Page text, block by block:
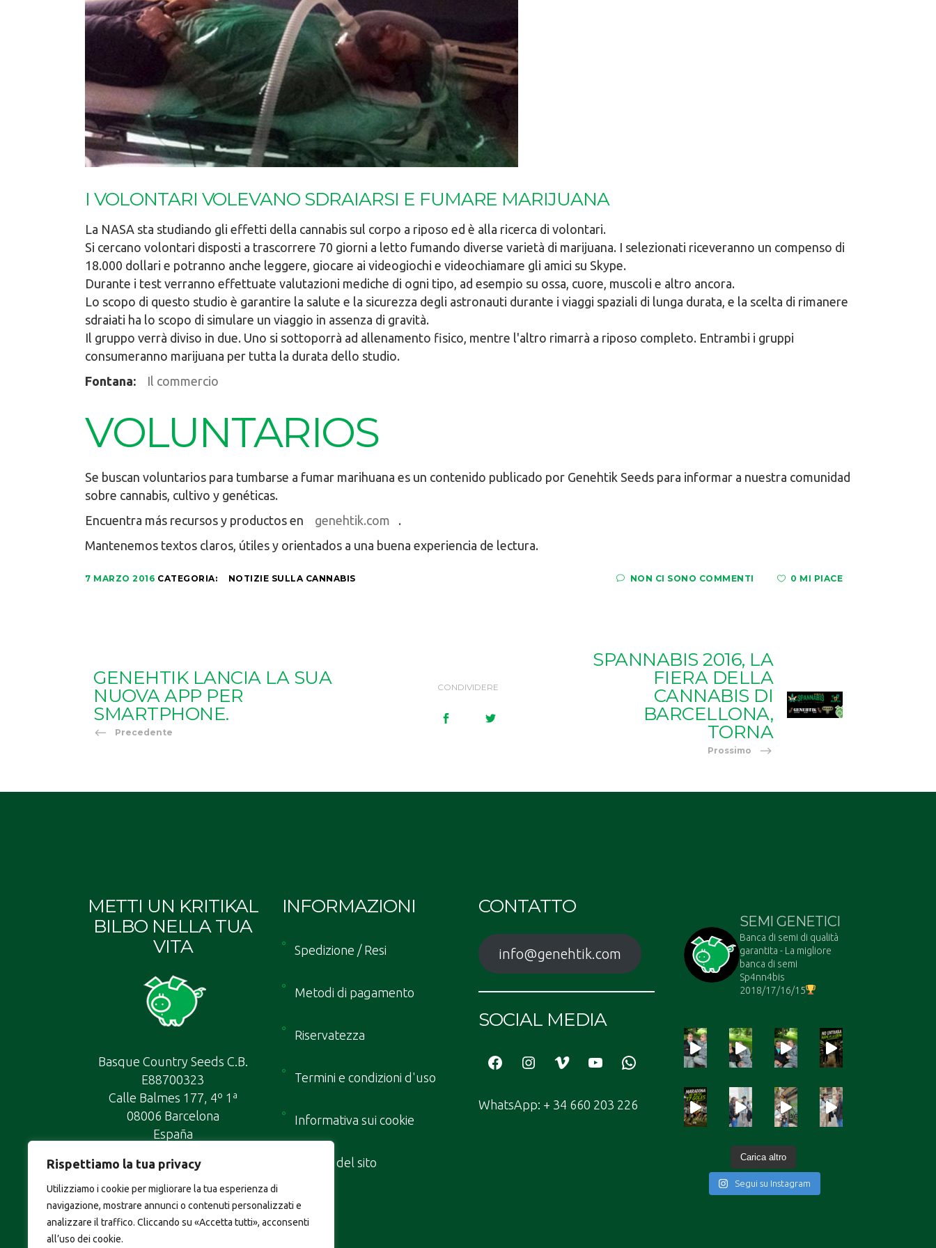
Rispettiamo la tua privacy
Utilizziamo i cookie per migliorare la tua esperienza di
navigazione, mostrare annunci o contenuti personalizzati e
analizzare il traffico. Cliccando su «Accetta tutti», acconsenti
all’uso dei cookie.
I VOLONTARI VOLEVANO SDRAIARSI E FUMARE MARIJUANA
La NASA sta studiando gli effetti della cannabis sul corpo a riposo ed è alla ricerca di volontari.
Si cercano volontari disposti a trascorrere 70 giorni a letto fumando diverse varietà di marijuana. I selezionati riceveranno un compenso di
18.000 dollari e potranno anche leggere, giocare ai videogiochi e videochiamare gli amici su Skype.
Durante i test verranno effettuate valutazioni mediche di ogni tipo, ad esempio su ossa, cuore, muscoli e altro ancora.
Lo scopo di questo studio è garantire la salute e la sicurezza degli astronauti durante i viaggi spaziali di lunga durata, e la scelta di rimanere
sdraiati ha lo scopo di simulare un viaggio in assenza di gravità.
Il gruppo verrà diviso in due. Uno si sottoporrà ad allenamento fisico, mentre l'altro rimarrà a riposo completo. Entrambi i gruppi
consumeranno marijuana per tutta la durata dello studio.
Fontana:
Il commercio
VOLUNTARIOS
Se buscan voluntarios para tumbarse a fumar marihuana es un contenido publicado por Genehtik Seeds para informar a nuestra comunidad
sobre cannabis, cultivo y genéticas.
Encuentra más recursos y productos en
genehtik.com
.
Mantenemos textos claros, útiles y orientados a una buena experiencia de lectura.
7 MARZO 2016 CATEGORIA: NOTIZIE SULLA CANNABIS NON CI SONO COMMENTI 0 MI PIACE
GENEHTIK LANCIA LA SUA
NUOVA APP PER
SMARTPHONE.
Precedente
CONDIVIDERE
SPANNABIS 2016, LA
FIERA DELLA
CANNABIS DI
BARCELLONA,
TORNA
Prossimo
METTI UN KRITIKAL
BILBO NELLA TUA
VITA
Basque Country Seeds C.B.
E88700323
Calle Balmes 177, 4º 1ª
08006 Barcelona
España
INFORMAZIONI
Spedizione / Resi
Metodi di pagamento
Riservatezza
Termini e condizioni d'uso
Informativa sui cookie
Mappa del sito
CONTATTO
info@genehtik.com
SOCIAL MEDIA
FacebookInstagram
VimeoYouTubeBomba
WhatsApp: + 34 660 203 226
SEMI GENETICI
Banca di semi di qualità
garantita - La migliore
banca di semi
Sp4nn4bis
2018/17/16/15
Carica altro
Segui su Instagram